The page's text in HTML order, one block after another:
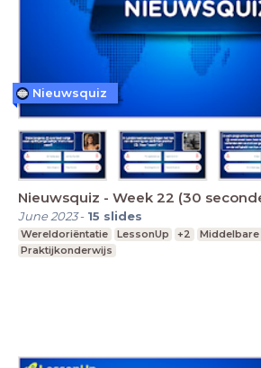
Nieuwsquiz - Week 22 (30
June 2023- 15 slides
Wereldoriëntatie LessonUp +2
Praktijkonderwijs
Nieuwsquiz